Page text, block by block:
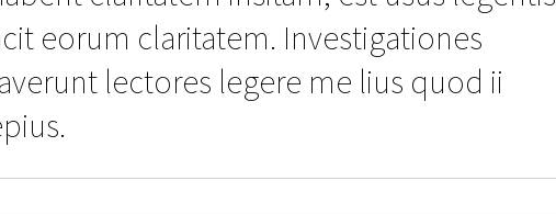
eorum claritatem. Investigationes
lectores legere me lius quod ii